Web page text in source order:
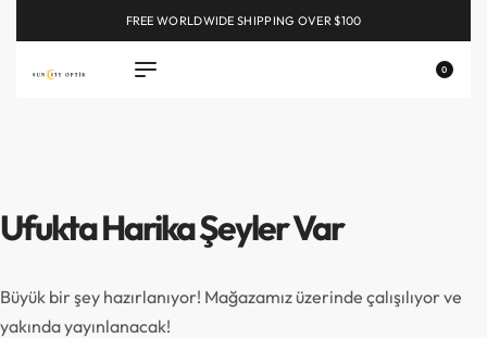
FREE WORLDWIDE SHIPPING OVER $100
0
Ufukta Harika Şeyler Var
Büyük bir şey hazırlanıyor! Mağazamız üzerinde çalışılıyor ve
yakında yayınlanacak!